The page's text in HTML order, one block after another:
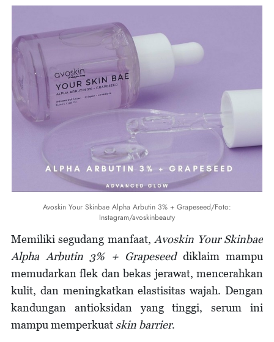
Avoskin Your Skinbae Alpha Arbutin 3% + Grapeseed/Foto:
Instagram/avoskinbeauty
Memiliki segudang manfaat, Avoskin Your Skinbae
Alpha Arbutin 3% + Grapeseeddiklaim mampu
memudarkan flek dan bekas jerawat, mencerahkan
kulit, dan meningkatkan elastisitas wajah. Dengan
kandungan antioksidan yang tinggi, serum ini
mampu memperkuat skin barrier.